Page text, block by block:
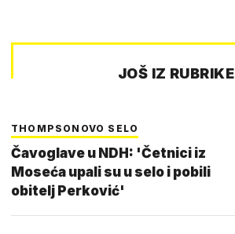
JOŠ IZ RUBRIKE
THOMPSONOVO SELO
Čavoglave u NDH: 'Četnici iz
Moseća upali su u selo i pobili
obitelj Perković'